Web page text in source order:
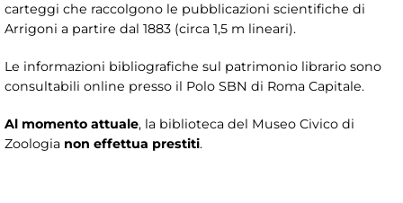
carteggi che raccolgono le pubblicazioni scientifiche di
Arrigoni a partire dal 1883 (circa 1,5 m lineari).
Le informazioni bibliografiche sul patrimonio librario sono
consultabili online presso il Polo SBN di Roma Capitale.
Al momento attuale, la biblioteca del Museo Civico di
Zoologia non effettua prestiti.